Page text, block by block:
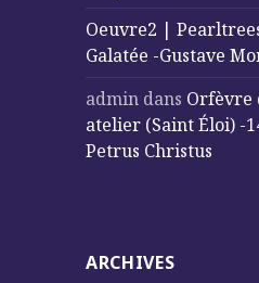
Oeuvre2 |
Galatée -Gustave
admin dans Orfèvre
atelier (Saint Éloi) -
Petrus Christus
ARCHIVES